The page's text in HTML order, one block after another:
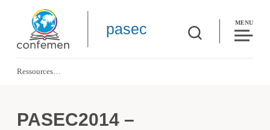
pasec MENU
Ressources
PASEC2014 –